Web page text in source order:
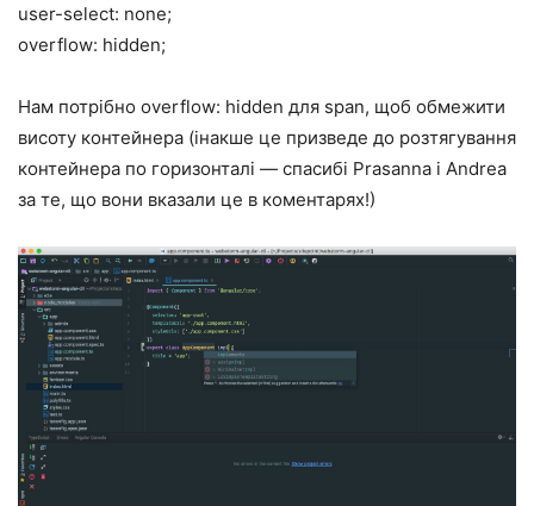
user-select: none;
overflow: hidden;
Нам потрібно overflow: hidden для span, щоб обмежити
висоту контейнера (інакше це призведе до розтягування
контейнера по горизонталі — спасибі Prasanna і Andrea
за те, що вони вказали це в коментарях!)